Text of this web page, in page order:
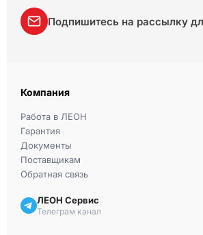
Подпишитесь на рассылку
Компания
Работа в ЛЕОН
Гарантия
Документы
Поставщикам
Обратная связь
ЛЕОН Сервис
Телеграм канал